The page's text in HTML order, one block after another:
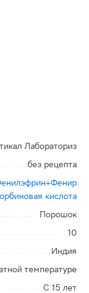
Лабораториз
без рецепта
кислота
Порошок
10
Индия
температуре
С 15 лет